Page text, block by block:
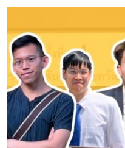
ข้าม
การ
ค้นหา
สังคมและสุขภาพ
ไลฟ์สไตล์
ตรวจสอบข่าว
เรียนรู้ภาษาอังกฤษ
พอดคาสต์